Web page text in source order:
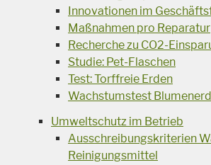
Innovationen im
Maßnahmen pro Reparatur
Recherche zu CO2-
Studie: Pet-Flaschen
Test: Torffreie Erden
Wachstumstest
Umweltschutz im Betrieb
Ausschreibungskriterien
Reinigungsmittel